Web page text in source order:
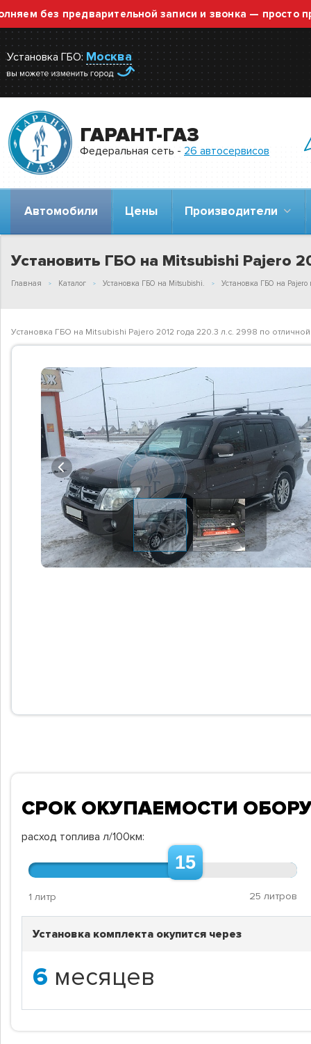
предварительной записи и звонка — просто
Установка ГБО: Москва
ГАРАНТ-ГАЗ
Федеральная сеть - 26 автосервисов
Автомобили Цены Производители
Установить ГБО на Mitsubishi Pajero
Главная Каталог Установка ГБО на Mitsubishi. Установка ГБО на Pajero
Установка ГБО на Mitsubishi Pajero 2012 года 220.3 л.с. 2998 по
Previous
СРОК ОКУПАЕМОСТИ
расход топлива л/100км:
15
1 литр 25 литров
Установка комплекта окупится через
6 месяцев